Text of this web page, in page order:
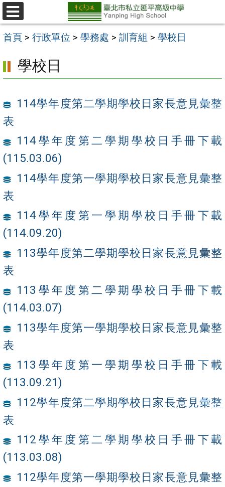
跳
至
主
容
選
單
首頁 > 行政單位 > 學務處 > 訓育組 > 學校日
學校日
114學年度第二學期學校日家長意見彙整
表
114學年度第二學期學校日手冊下載
(115.03.06)
114學年度第一學期學校日家長意見彙整
表
114學年度第一學期學校日手冊下載
(114.09.20)
113學年度第二學期學校日家長意見彙整
表
113學年度第二學期學校日手冊下載
(114.03.07)
113學年度第一學期學校日家長意見彙整
表
113學年度第一學期學校日手冊下載
(113.09.21)
112學年度第二學期學校日家長意見彙整
表
112學年度第二學期學校日手冊下載
(113.03.08)
112學年度第一學期學校日家長意見彙整